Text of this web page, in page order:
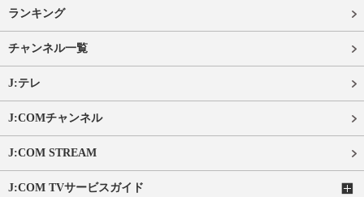
ランキング
チャンネル一覧
J:テレ
J:COMチャンネル
J:COM STREAM
J:COM TVサービスガイド